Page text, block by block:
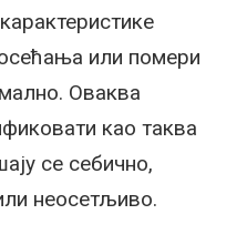
или помери
Оваква
као таква
се себично,
неосетљиво.